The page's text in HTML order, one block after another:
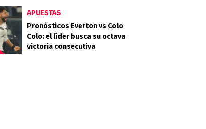
APUESTAS
Pronósticos Everton vs Colo
Colo: el líder busca su octava
victoria consecutiva